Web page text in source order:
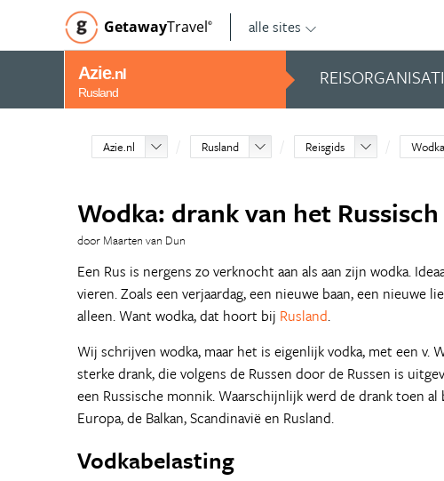
GetawayTravel© alle sites
Azie.nl
Rusland
Azie.nl Rusland Reisgids
Wodka: drank van het
door Maarten van Dun
Een Rus is nergens zo verknocht aan als aan zijn wodka.
vieren. Zoals een verjaardag, een nieuwe baan, een
alleen. Want wodka, dat hoort bij Rusland.
Wij schrijven wodka, maar het is eigenlijk vodka, met een
sterke drank, die volgens de Russen door de Russen is
een Russische monnik. Waarschijnlijk werd de drank toen
Europa, de Balkan, Scandinavië en Rusland.
Vodkabelasting